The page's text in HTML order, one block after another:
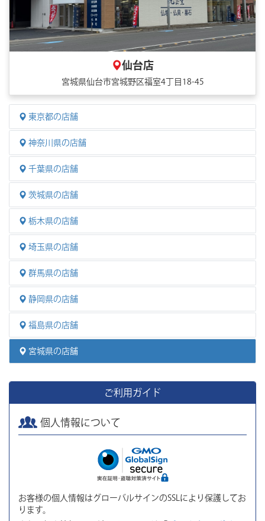
仙台店
宮城県仙台市宮城野区福室4丁目18-45
東京都の店舗
神奈川県の店舗
千葉県の店舗
茨城県の店舗
栃木県の店舗
埼玉県の店舗
群馬県の店舗
静岡県の店舗
福島県の店舗
宮城県の店舗
ご利用ガイド
個人情報について
お客様の個人情報はグローバルサインのSSLにより保護してお
ります。